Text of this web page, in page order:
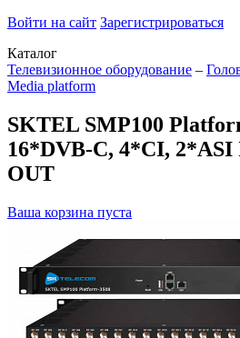
Войти на сайт Зарегистрироваться
Каталог
Телевизионное оборудование –
Media platform
SKTEL SMP100
16*DVB-C, 4*CI,
OUT
Ваша корзина пуста